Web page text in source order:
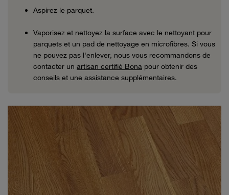
Aspirez le parquet.
Vaporisez et nettoyez la surface avec le nettoyant pour
parquets et un pad de nettoyage en microfibres. Si vous
ne pouvez pas l'enlever, nous vous recommandons de
contacter un artisan certifié Bona pour obtenir des
conseils et une assistance supplémentaires.